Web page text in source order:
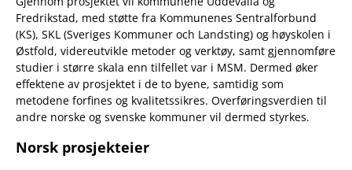
Fredrikstad, med støtte fra Kommunenes Sentralforbund
(KS), SKL (Sveriges Kommuner och Landsting) og høyskolen i
Østfold, videreutvikle metoder og verktøy, samt gjennomføre
studier i større skala enn tilfellet var i MSM. Dermed øker
effektene av prosjektet i de to byene, samtidig som
metodene forfines og kvalitetssikres. Overføringsverdien til
andre norske og svenske kommuner vil dermed styrkes.
Norsk prosjekteier